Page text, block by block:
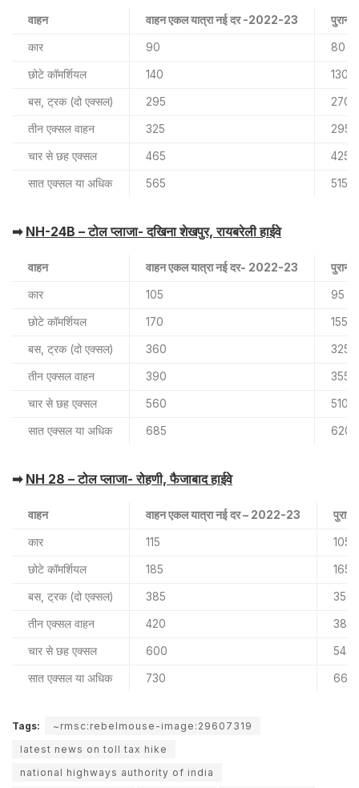
वाहन वाहन एकल यात्रा नई दर -2022-23
कार 90 80
छोटे कॉमर्शियल 140 130
बस, ट्रक (दो एक्सल) 295 270
तीन एक्सल वाहन 325 295
चार से छह एक्सल 465 425
सात एक्सल या अधिक 565 515
➡ NH-24B – टोल प्लाजा- दखिना शेखपुर, रायबरेली हाईवे
वाहन वाहन एकल यात्रा नई दर- 2022-23
कार 105 95
छोटे कॉमर्शियल 170 155
बस, ट्रक (दो एक्सल) 360 325
तीन एक्सल वाहन 390 355
चार से छह एक्सल 560 510
सात एक्सल या अधिक 685 620
➡ NH 28 – टोल प्लाजा- रोहणी, फैजाबाद हाईवे
वाहन वाहन एकल यात्रा नई दर – 2022-23
कार 115 105
छोटे कॉमर्शियल 185 165
बस, ट्रक (दो एक्सल) 385 350
तीन एक्सल वाहन 420 380
चार से छह एक्सल 600 545
सात एक्सल या अधिक 730 665
Tags:
~rmsc:rebelmouse-image:29607319
latest news on toll tax hike
national highways authority of india